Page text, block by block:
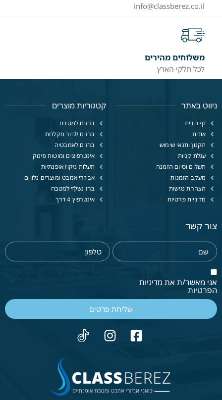
info@classberez.co.il
משלוחים מהירים
לכל חלקי הארץ
ניווט באתר
דף הבית
אודות
תקנון ותנאי שימוש
עגלת קניות
תשלום וסיום הזמנה
מעקב הזמנות
הצהרת נגישות
מדיניות פרטיות
קטגוריות מוצרים
ברזים למטבח
ברזים לכיור מקלחת
ברזים לאמבטיה
אינטרפוצים ומוטות פינוק
תעלות ניקוז אופנתיות
אביזרי אמבט ומוצרים נלווים
ברז נשלף למטבח
אינטרפוץ 4 דרך
צור קשר
אני מאשר/ת את מדיניות
הפרטיות
שליחת פרטים